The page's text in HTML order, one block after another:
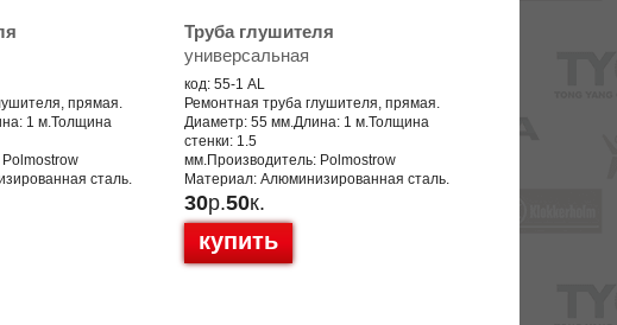
прямая.
1 м.Толщина
сталь.
Труба глушителя
универсальная
код: 55-1 AL
Ремонтная труба глушителя, прямая.
Диаметр: 55 мм.Длина: 1 м.Толщина
стенки: 1.5
мм.Производитель: Polmostrow
Материал: Алюминизированная сталь.
30р.50к.
купить